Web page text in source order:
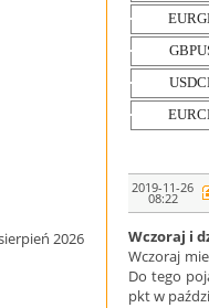
2026
2019-11-26
08:22
Wczoraj i
Wczoraj
Do tego
pkt w